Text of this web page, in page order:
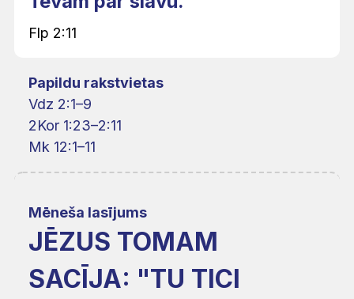
Flp 2:11
Papildu rakstvietas
Vdz 2:1–9
2Kor 1:23–2:11
Mk 12:1–11
Mēneša lasījums
JĒZUS TOMAM
SACĪJA: "TU TICI